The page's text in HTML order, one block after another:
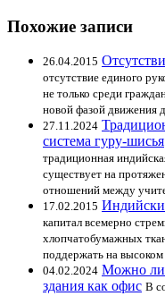
Похожие записи
26.04.2015
отсутствие единого
не только среди
новой фазой
27.11.2024
система гуру-шисья
традиционная
существует на
отношений между
17.02.2015
капитал всемерно
хлопчатобумажных
поддержать на
04.02.2024 Можно ли
здания как офис В